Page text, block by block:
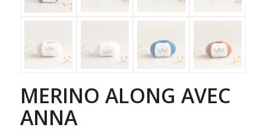
MERINO ALONG AVEC
ANNA